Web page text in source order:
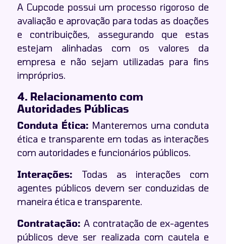
A Cupcode possui um processo rigoroso de
avaliação e aprovação para todas as doações
e contribuições, assegurando que estas
estejam alinhadas com os valores da
empresa e não sejam utilizadas para fins
impróprios.
4. Relacionamento com
Autoridades Públicas
Conduta Ética: Manteremos uma conduta
ética e transparente em todas as interações
com autoridades e funcionários públicos.
Interações: Todas as interações com
agentes públicos devem ser conduzidas de
maneira ética e transparente.
Contratação: A contratação de ex-agentes
públicos deve ser realizada com cautela e